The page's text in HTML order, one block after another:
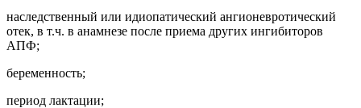
наследственный или идиопатический ангионевротический
отек, в т.ч. в анамнезе после приема других ингибиторов
АПФ;
беременность;
период лактации;